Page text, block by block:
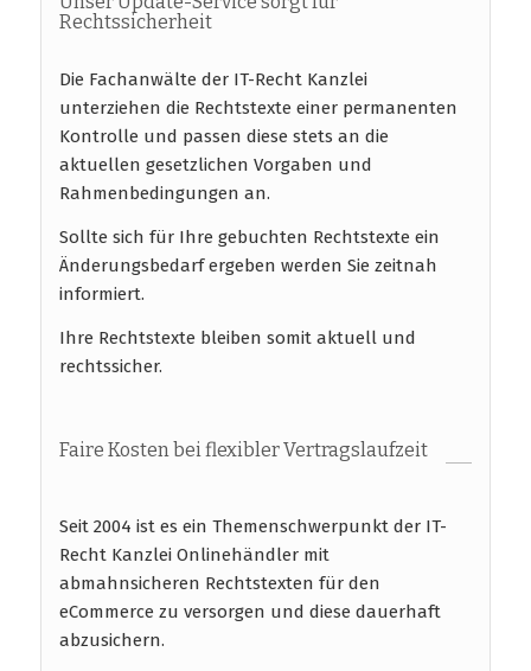
Rechtssicherheit
Die Fachanwälte der IT-Recht Kanzlei
unterziehen die Rechtstexte einer permanenten
Kontrolle und passen diese stets an die
aktuellen gesetzlichen Vorgaben und
Rahmenbedingungen an.
Sollte sich für Ihre gebuchten Rechtstexte ein
Änderungsbedarf ergeben werden Sie zeitnah
informiert.
Ihre Rechtstexte bleiben somit aktuell und
rechtssicher.
Faire Kosten bei flexibler Vertragslaufzeit
Seit 2004 ist es ein Themenschwerpunkt der IT-
Recht Kanzlei Onlinehändler mit
abmahnsicheren Rechtstexten für den
eCommerce zu versorgen und diese dauerhaft
abzusichern.